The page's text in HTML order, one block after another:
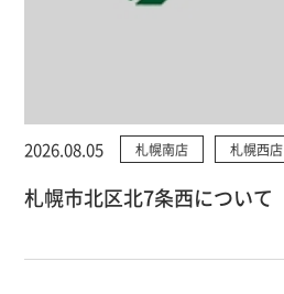
2026.08.05 札幌南店 札幌西店
札幌市北区北7条西について